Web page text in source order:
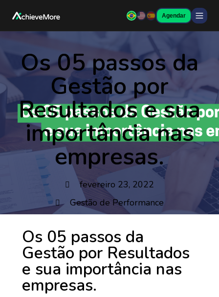
Agendar
Os 05 passos da
Gestão por
Resultados e sua
importância nas
empresas.
fevereiro 23, 2022
Gestão de Performance
Os 05 passos da
Gestão por Resultados
e sua importância nas
empresas.